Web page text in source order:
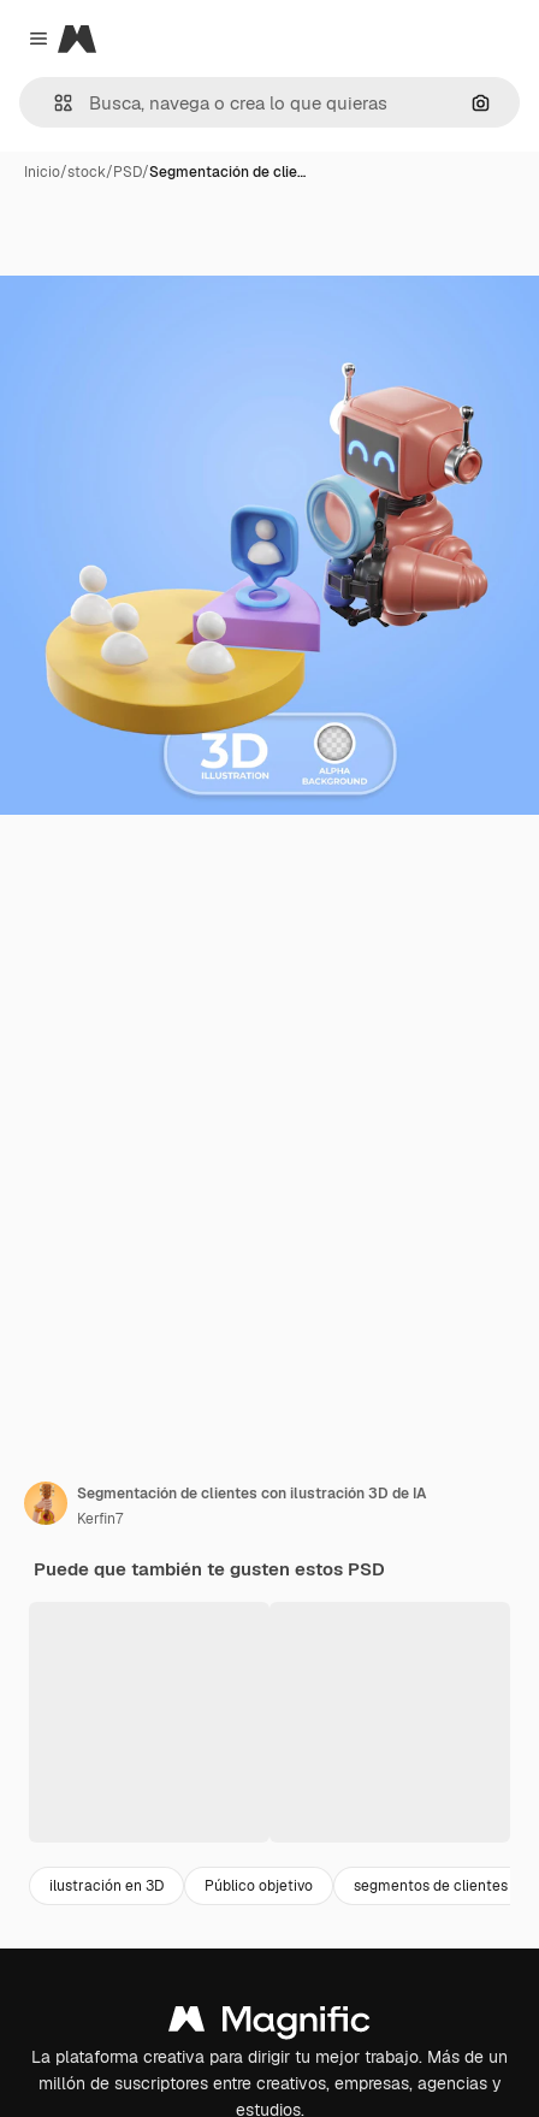
Close menu
Magnific
Inicio/stock/PSD/Segmentación de clie…
Segmentación de clientes con ilustración 3D de IA
Kerfin7
Puede que también te gusten estos PSD
ilustración en 3D Público objetivo segmentos de clientes
La plataforma creativa para dirigir tu mejor trabajo. Más de un
millón de suscriptores entre creativos, empresas, agencias y
estudios.